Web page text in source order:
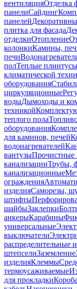
вентиляцияОтделка
панелиСайдинг
панелей
плитка для фасада
отделкиОтопление
колонкиКамины,
печи
полТеплые плинтусы
климатической
оборудования
циркуляционные
водыДымоходы и
техникой
теплого пола
оборудования
для каминов, печей
водонагревателей
вантузы
канализацииТрубы,
канализационные
ограждения
изделияСаморезы,
штифты
шайбыЗаклепки
анкерыКарабины
универсальные
выключатели
распределительные
штепселиЗаземление
изделияКлеммы
термоусаживаемые
для прокладки